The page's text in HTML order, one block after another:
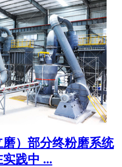
）部分终粉磨系统
践中 ...